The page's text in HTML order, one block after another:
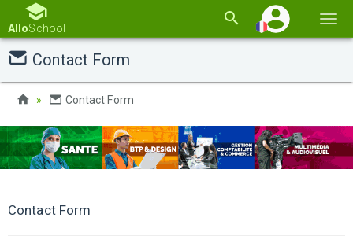
la
AlloSchool
Contact Form
Contact Form
Contact Form